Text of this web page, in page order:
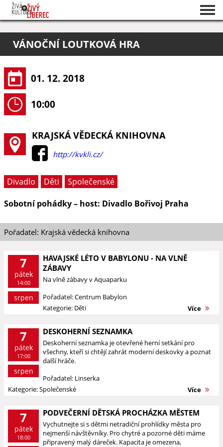
O projektu
Pořadatelé
VÁNOČNÍ LOUTKOVÁ HRA
01. 12. 2018
10:00
KRAJSKÁ VĚDECKÁ KNIHOVNA
http://kvkli.cz/
Divadlo Děti
Společenské
Sobotní pohádky – host: Divadlo Bořivoj Praha
Pořadatel: Krajská vědecká knihovna
7
pátek
14:00
srpen
HAVAJSKÉ LÉTO V BABYLONU - NA VLNĚ
ZÁBAVY
Na vlně zábavy v Aquaparku
Pořadatel: Centrum Babylon
Kategorie: Děti
Více
7
pátek
17:00
srpen
DESKOHERNÍ SEZNAMKA
Deskoherní seznamka je otevřené herní setkání pro
všechny, kteří si chtějí zahrát moderní deskovky a poznat
další hráče.
Pořadatel: Linserka
Kategorie: Společenské
Více
7
pátek
18:00
PODVEČERNÍ DĚTSKÁ PROCHÁZKA MĚSTEM
Vychutnejte si s dětmi netradiční prohlídky města pro
nejmenší návštěvníky. Pro chytré a pozorné děti máme
připravený malý dáreček. Kapacita je omezena,